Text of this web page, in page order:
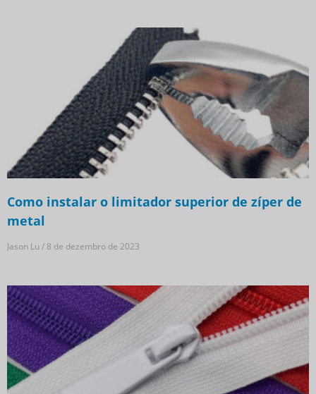
Como instalar o limitador superior de zíper de
metal
Jason Lu 8 de dezembro de 2023